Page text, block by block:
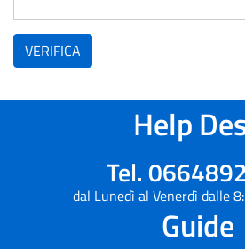
VERIFICA
Help
Tel.
dal Lunedì al Venerdì dalle
Guide